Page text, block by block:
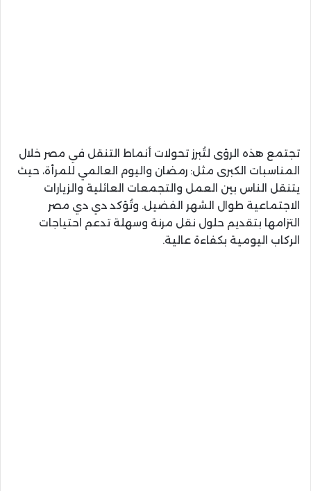
تجتمع هذه الرؤى لتُبرز تحولات أنماط التنقل في مصر خلال
المناسبات الكبرى مثل: رمضان واليوم العالمي للمرأة، حيث
يتنقل الناس بين العمل والتجمعات العائلية والزيارات
الاجتماعية طوال الشهر الفضيل. وتُؤكد دي دي مصر
التزامها بتقديم حلول نقل مرنة وسهلة تدعم احتياجات
الركاب اليومية بكفاءة عالية.